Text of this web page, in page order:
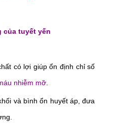
của tuyết yến
có lợi giúp ổn định chỉ số
nhiễm mỡ.
và bình ổn huyết áp, đưa